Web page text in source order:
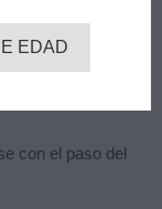
con el paso del
EDAD